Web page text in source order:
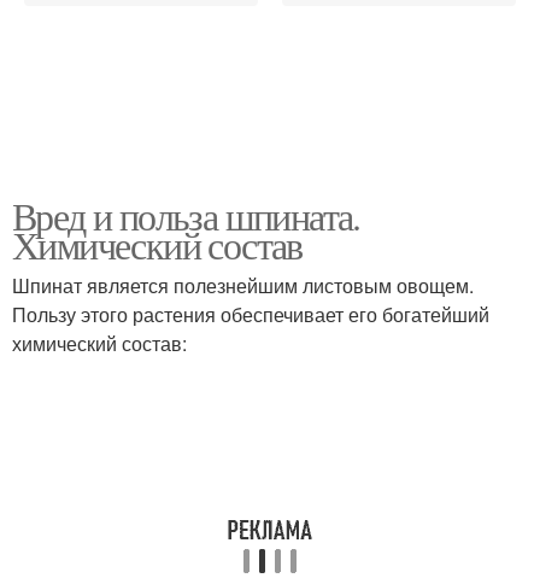
Вред и польза шпината.
Химический состав
Шпинат является полезнейшим листовым овощем.
Пользу этого растения обеспечивает его богатейший
химический состав: